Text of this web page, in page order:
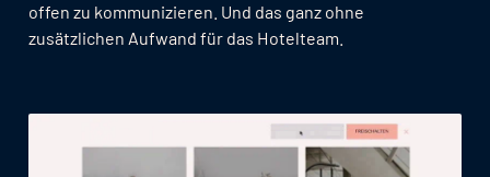
offen zu kommunizieren. Und das ganz ohne
zusätzlichen Aufwand für das Hotelteam.